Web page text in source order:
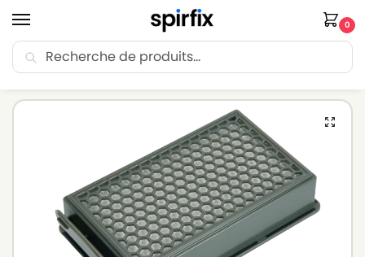
0
🚚 Livraison Point Relais offerte dès 30€ d’achat.